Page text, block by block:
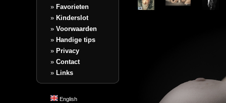
» Favorieten
» Kinderslot
» Voorwaarden
» Handige tips
» Privacy
» Contact
» Links
English